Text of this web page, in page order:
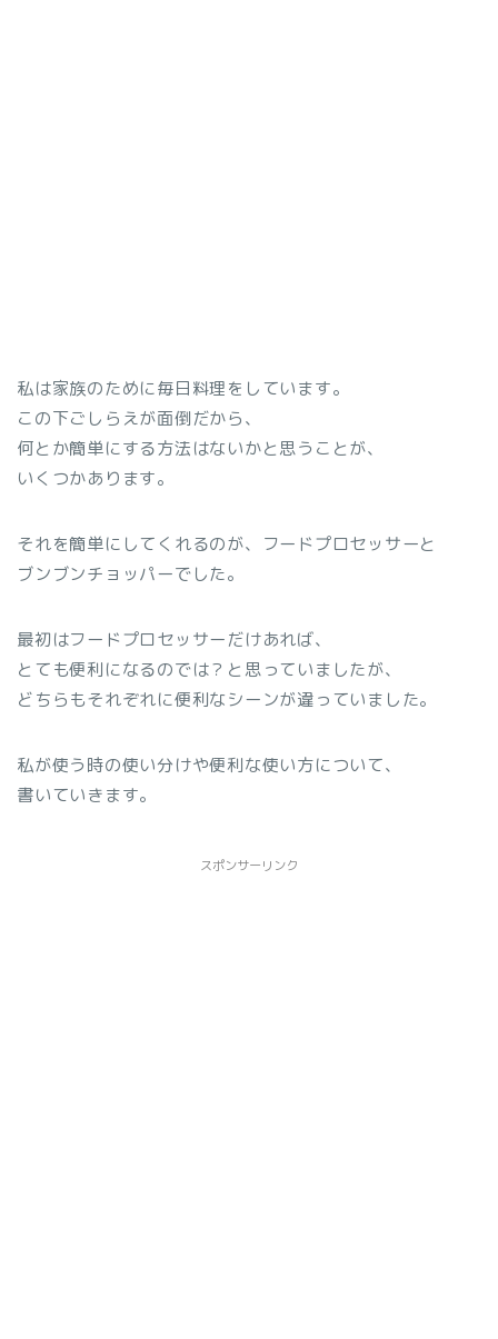
私は家族のために毎日料理をしています。
この下ごしらえが面倒だから、
何とか簡単にする方法はないかと思うことが、
いくつかあります。
それを簡単にしてくれるのが、フードプロセッサーと
ブンブンチョッパーでした。
最初はフードプロセッサーだけあれば、
とても便利になるのでは？と思っていましたが、
どちらもそれぞれに便利なシーンが違っていました。
私が使う時の使い分けや便利な使い方について、
書いていきます。
スポンサーリンク